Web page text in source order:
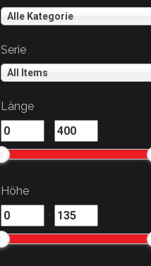
Alle Kategorie
Serie
All Items
Länge
-
Höhe
-